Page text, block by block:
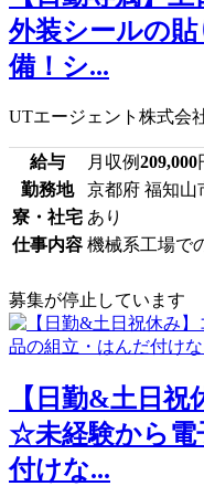
外装シールの
備！シ...
UTエージェント株式会
給与 月収例209,000
勤務地
京都府 福知山
寮・社宅 あり
仕事内容 機械系工場で
募集が停止しています
【日勤&土日
☆未経験から電
付けな...